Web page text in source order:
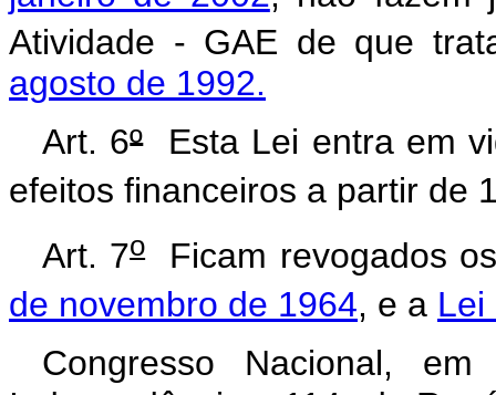
Atividade - GAE de que
agosto de 1992.
Art. 6ºEsta Lei entra em
efeitos financeiros a partir de
Art. 7oFicam revogados
de novembro de 1964, e a Lei
Congresso Nacional,